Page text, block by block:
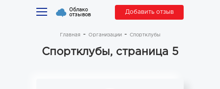
Облако
отзывов Добавить отзыв
Главная Организации Спортклубы
Спортклубы, страница 5